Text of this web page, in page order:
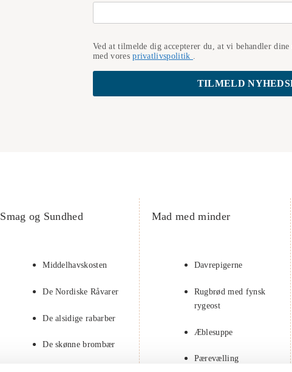
Ved at tilmelde dig accepterer du, at vi behandler dine
med voresprivatlivspolitik
Smag og Sundhed
Middelhavskosten
De Nordiske Råvarer
De alsidige rabarber
De skønne brombær
Mad med minder
Davrepigerne
Rugbrød med fynsk
rygeost
Æblesuppe
Pærevælling